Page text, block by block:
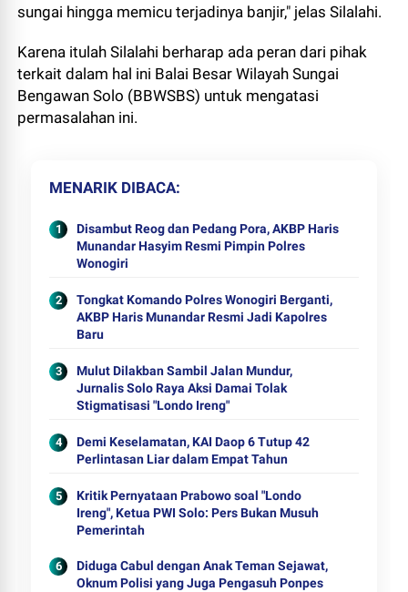
sungai hingga memicu terjadinya banjir," jelas Silalahi.
Karena itulah Silalahi berharap ada peran dari pihak
terkait dalam hal ini Balai Besar Wilayah Sungai
Bengawan Solo (BBWSBS) untuk mengatasi
permasalahan ini.
MENARIK DIBACA
Disambut Reog dan Pedang Pora, AKBP Haris
Munandar Hasyim Resmi Pimpin Polres
Wonogiri
Tongkat Komando Polres Wonogiri Berganti,
AKBP Haris Munandar Resmi Jadi Kapolres
Baru
Mulut Dilakban Sambil Jalan Mundur,
Jurnalis Solo Raya Aksi Damai Tolak
Stigmatisasi "Londo Ireng"
Demi Keselamatan, KAI Daop 6 Tutup 42
Perlintasan Liar dalam Empat Tahun
Kritik Pernyataan Prabowo soal "Londo
Ireng", Ketua PWI Solo: Pers Bukan Musuh
Pemerintah
Diduga Cabul dengan Anak Teman Sejawat,
Oknum Polisi yang Juga Pengasuh Ponpes